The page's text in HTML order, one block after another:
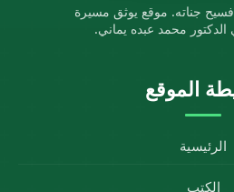
جناته. موقع يوثق مسيرة
الدكتور محمد عبده يماني.
الموقع
الرئيسية
الكتب